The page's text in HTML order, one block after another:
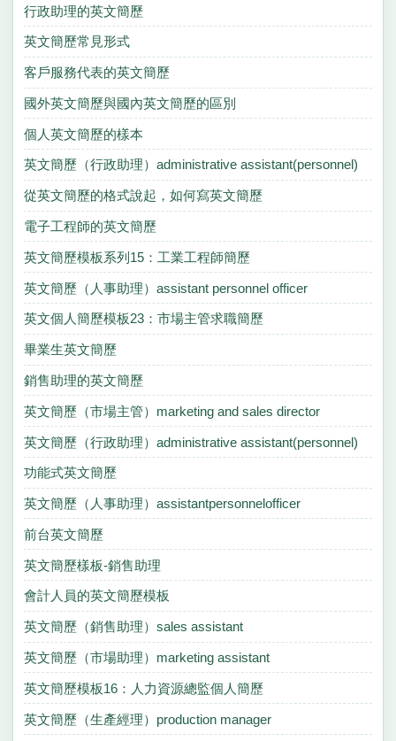
行政助理的英文簡歷
英文簡歷常見形式
客戶服務代表的英文簡歷
國外英文簡歷與國內英文簡歷的區別
個人英文簡歷的樣本
英文簡歷（行政助理）administrative assistant(personnel)
從英文簡歷的格式說起，如何寫英文簡歷
電子工程師的英文簡歷
英文簡歷模板系列15：工業工程師簡歷
英文簡歷（人事助理）assistant personnel officer
英文個人簡歷模板23：市場主管求職簡歷
畢業生英文簡歷
銷售助理的英文簡歷
英文簡歷（市場主管）marketing and sales director
英文簡歷（行政助理）administrative assistant(personnel)
功能式英文簡歷
英文簡歷（人事助理）assistantpersonnelofficer
前台英文簡歷
英文簡歷樣板-銷售助理
會計人員的英文簡歷模板
英文簡歷（銷售助理）sales assistant
英文簡歷（市場助理）marketing assistant
英文簡歷模板16：人力資源總監個人簡歷
英文簡歷（生產經理）production manager